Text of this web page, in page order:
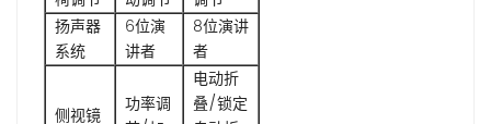
扬声器
系统
6位演
讲者
8位演讲
者
侧视镜
功率调
电动折
叠/锁定